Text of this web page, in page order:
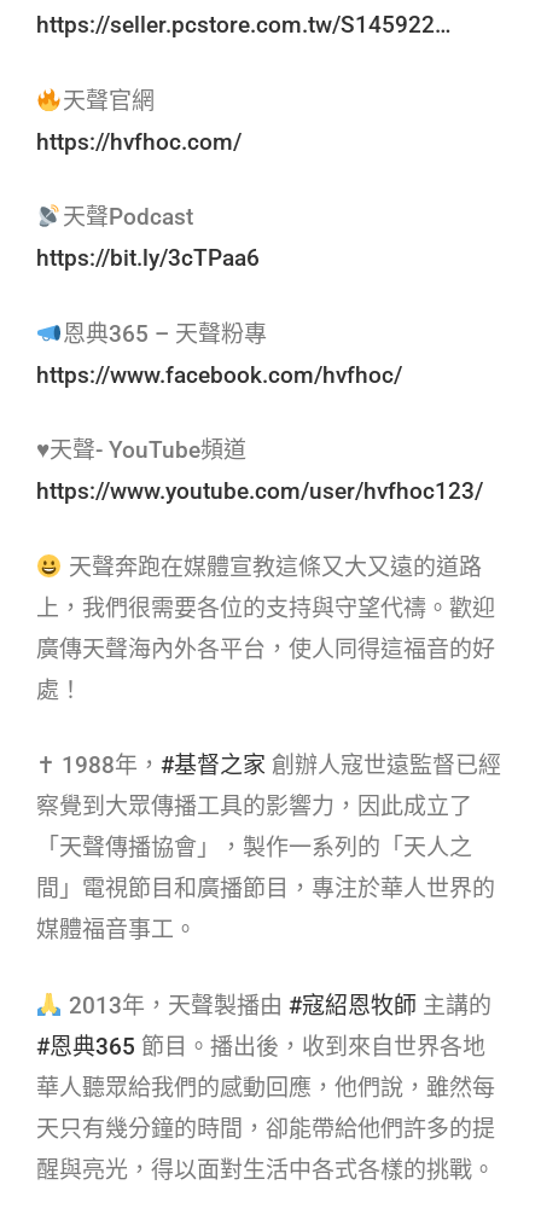
https://seller.pcstore.com.tw/S145922…
天聲官網
https://hvfhoc.com/
天聲Podcast
https://bit.ly/3cTPaa6
恩典365 – 天聲粉專
https://www.facebook.com/hvfhoc/
♥天聲- YouTube頻道
https://www.youtube.com/user/hvfhoc123/
天聲奔跑在媒體宣教這條又大又遠的道路
上，我們很需要各位的支持與守望代禱。歡迎
廣傳天聲海內外各平台，使人同得這福音的好
處！
✝ 1988年， #基督之家​ 創辦人寇世遠監督已經
察覺到大眾傳播工具的影響力，因此成立了
「天聲傳播協會」，製作一系列的「天人之
間」電視節目和廣播節目，專注於華人世界的
媒體福音事工。
2013年，天聲製播由 #寇紹恩牧師​ 主講的
#恩典365​ 節目。播出後，收到來自世界各地
華人聽眾給我們的感動回應，他們說，雖然每
天只有幾分鐘的時間，卻能帶給他們許多的提
醒與亮光，得以面對生活中各式各樣的挑戰。